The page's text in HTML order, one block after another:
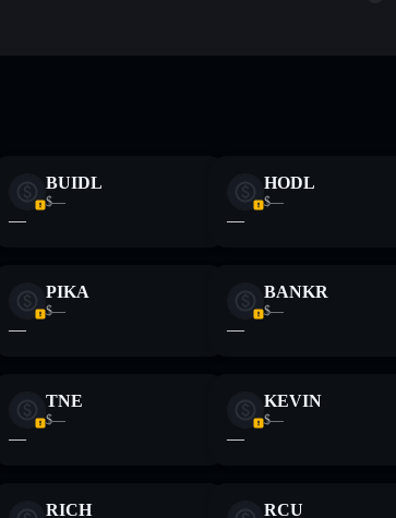
e non costituiscono una consulenza finanziaria.
BUIDL
$—
—
HODL
$—
—
PIKA
$—
—
BANKR
$—
—
TNE
$—
—
KEVIN
$—
—
RICH RCU